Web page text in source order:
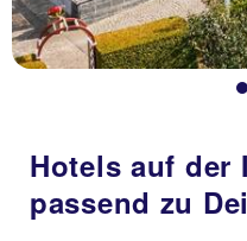
Hotels auf der
passend zu